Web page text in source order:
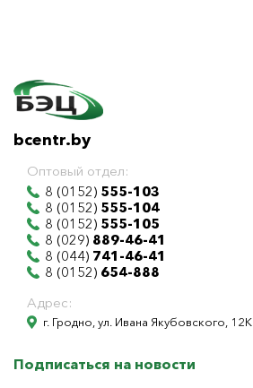
bcentr.by
Оптовый отдел:
8 (0152) 555-103
8 (0152) 555-104
8 (0152) 555-105
8 (029) 889-46-41
8 (044) 741-46-41
8 (0152) 654-888
Адрес:
г. Гродно, ул. Ивана Якубовского, 12К
Подписаться на новости